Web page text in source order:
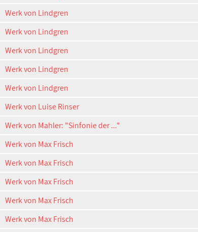
Werk von Lindgren
Werk von Lindgren
Werk von Lindgren
Werk von Lindgren
Werk von Lindgren
Werk von Luise Rinser
Werk von Mahler: "Sinfonie der ..."
Werk von Max Frisch
Werk von Max Frisch
Werk von Max Frisch
Werk von Max Frisch
Werk von Max Frisch